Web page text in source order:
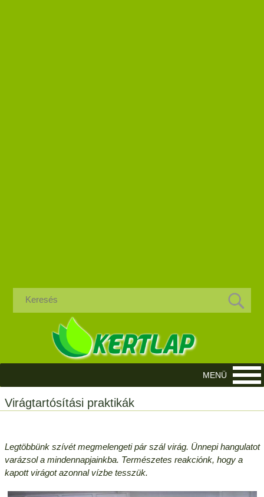
Virágtartósítási praktikák
Legtöbbünk szívét megmelengeti pár szál virág. Ünnepi hangulatot
varázsol a mindennapjainkba. Természetes reakciónk, hogy a
kapott virágot azonnal vízbe tesszük.